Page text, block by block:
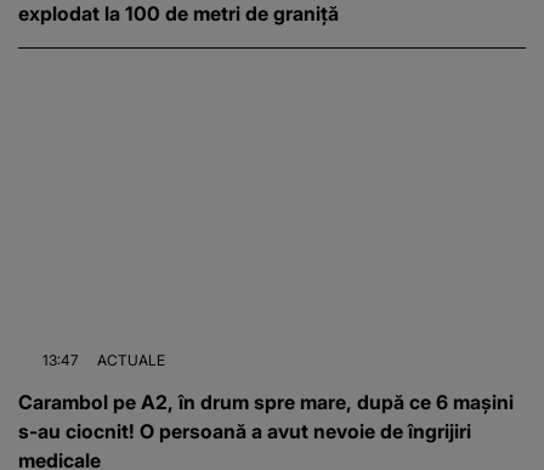
explodat la 100 de metri de graniță
13:47 ACTUALE
Carambol pe A2, în drum spre mare, după ce 6 mașini
s-au ciocnit! O persoană a avut nevoie de îngrijiri
medicale